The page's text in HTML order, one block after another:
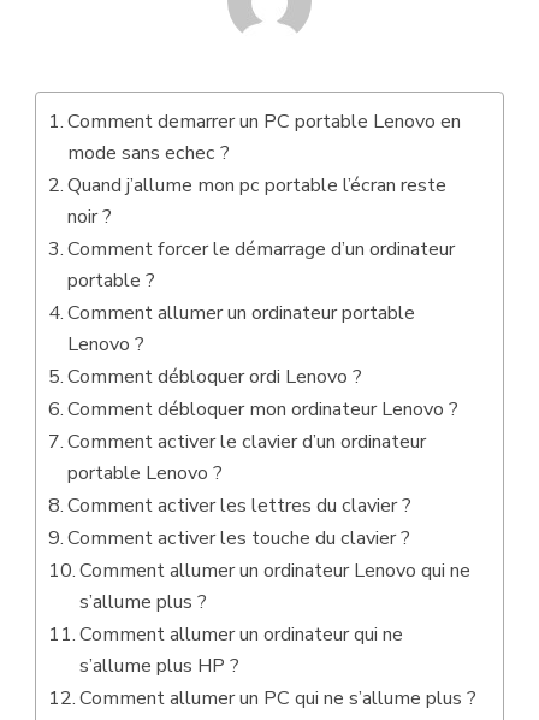
Comment demarrer un PC portable Lenovo en
mode sans echec ?
Quand j’allume mon pc portable l’écran reste
noir ?
Comment forcer le démarrage d’un ordinateur
portable ?
Comment allumer un ordinateur portable
Lenovo ?
Comment débloquer ordi Lenovo ?
Comment débloquer mon ordinateur Lenovo ?
Comment activer le clavier d’un ordinateur
portable Lenovo ?
Comment activer les lettres du clavier ?
Comment activer les touche du clavier ?
Comment allumer un ordinateur Lenovo qui ne
s’allume plus ?
Comment allumer un ordinateur qui ne
s’allume plus HP ?
Comment allumer un PC qui ne s’allume plus ?